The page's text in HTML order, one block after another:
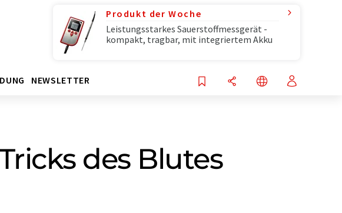
Produkt der Woche
Leistungsstarkes Sauerstoffmessgerät -
kompakt, tragbar, mit integriertem Akku
NEWSLETTER
des Blutes